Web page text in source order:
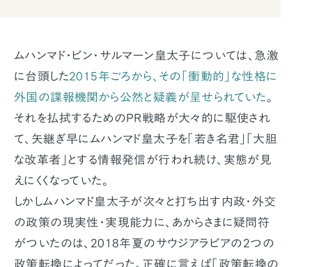
ムハンマド・ビン・サルマーン皇太子については、急激
に台頭した2015年ごろから、その「衝動的」な性格に
外国の諜報機関から公然と疑義が呈せられていた。
それを払拭するためのPR戦略が大々的に駆使され
て、矢継ぎ早にムハンマド皇太子を「若き名君」「大胆
な改革者」とする情報発信が行われ続け、実態が見
えにくくなっていた。
しかしムハンマド皇太子が次々と打ち出す内政・外交
の政策の現実性・実現能力に、あからさまに疑問符
がついたのは、2018年夏のサウジアラビアの2つの
政策転換によってだった。正確に言えば「政策転換の